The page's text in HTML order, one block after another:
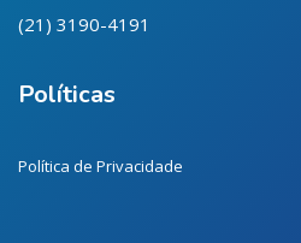
(21) 3190-4191
Políticas
Política de Privacidade